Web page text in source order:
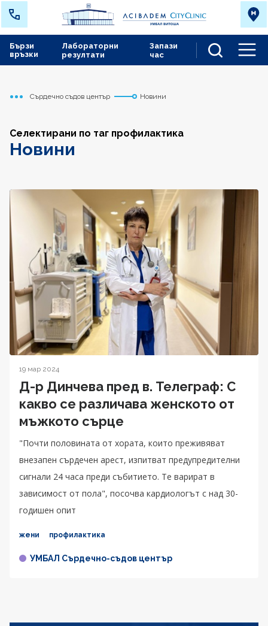
Лабораторни
резултати
Запази
час
Бързи
връзки
Начало
Сърдечно съдов център Новини
Селектирани по таг профилактика
Новини
19 мар 2024
Д-р Динчева пред в. Телеграф: С
какво се различава женското от
мъжкото сърце
"Почти половината от хората, които преживяват
внезапен сърдечен арест, изпитват предупредителни
сигнали 24 часа преди събитието. Те варират в
зависимост от пола", посочва кардиологът с над 30-
годишен опит
жени профилактика
УМБАЛ Сърдечно-съдов център